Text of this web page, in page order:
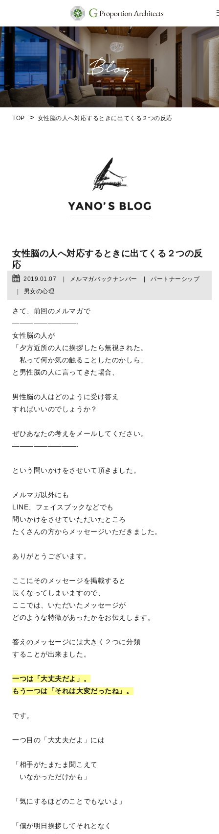
TOP 女性脳の人へ対応するときに出てくる２つの反応
女性脳の人へ対応するときに出てくる２つの反
応
2019.01.07 メルマガバックナンバー
パートナーシップ
男女の心理
さて、前回のメルマガで
—————————-
女性脳の人が
「夕方近所の人に挨拶したら無視された。
私って何か気の触ることしたのかしら」
と男性脳の人に言ってきた場合、
男性脳の人はどのように受け答え
すればいいのでしょうか？
ぜひあなたの考えをメールしてください。
—————————-
という問いかけをさせいて頂きました。
メルマガ以外にも
LINE、フェイスブックなどでも
問いかけをさせていただいたところ
たくさんの方からメッセージいただきました。
ありがとうございます。
ここにそのメッセージを掲載すると
長くなってしまいますので、
ここでは、いただいたメッセージが
どのような特徴があったかをお伝えします。
答えのメッセージには大きく２つに分類
することが出来ました。
一つは「大丈夫だよ」。
もう一つは「それは大変だったね」。
です。
一つ目の「大丈夫だよ」には
「相手がたまたま聞こえて
いなかっただけかも」
「気にするほどのことでもないよ」
「僕が明日挨拶してそれとなく